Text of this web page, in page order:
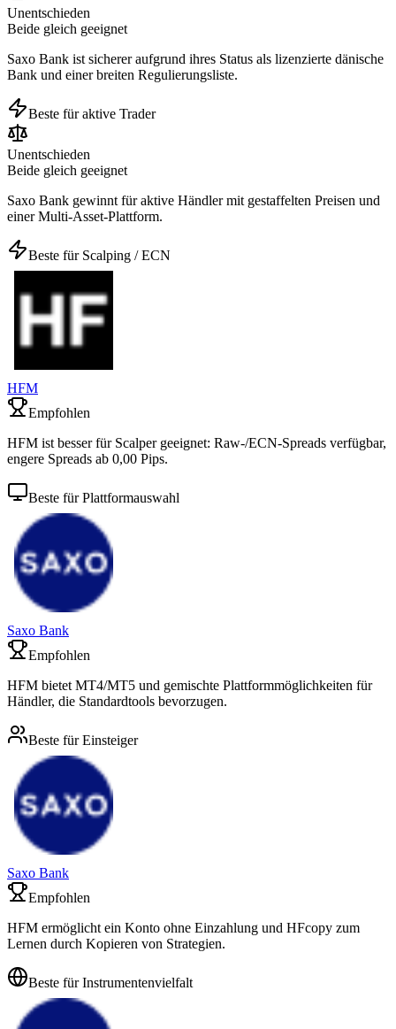
Unentschieden
Beide gleich geeignet
Saxo Bank ist sicherer aufgrund ihres Status als lizenzierte dänische
Bank und einer breiten Regulierungsliste.
Beste für aktive Trader
Unentschieden
Beide gleich geeignet
Saxo Bank gewinnt für aktive Händler mit gestaffelten Preisen und
einer Multi-Asset-Plattform.
Beste für Scalping / ECN
HFM
Empfohlen
HFM ist besser für Scalper geeignet: Raw-/ECN-Spreads verfügbar,
engere Spreads ab 0,00 Pips.
Beste für Plattformauswahl
Saxo Bank
Empfohlen
HFM bietet MT4/MT5 und gemischte Plattformmöglichkeiten für
Händler, die Standardtools bevorzugen.
Beste für Einsteiger
Saxo Bank
Empfohlen
HFM ermöglicht ein Konto ohne Einzahlung und HFcopy zum
Lernen durch Kopieren von Strategien.
Beste für Instrumentenvielfalt